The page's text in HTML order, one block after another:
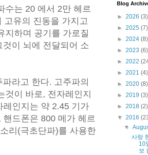
수는 20 에서 2만 헤르
고유의 진동을 가지고
지하며 공기를 가로질
이 뇌에 전달되어 소
라고 한다. 고주파의
이 바로, 전자레인지
인지는 약 2.45 기가
드폰은 800 메가 헤르
리(극초단파)를 사용한
Blog
► 2026 (3)
► 2025 (7)
► 2024 (8)
► 2023 (6)
► 2022
► 2021 (4)
► 2020 (8)
► 2019 (3)
► 2018 (2)
▼ 2016
▼
사랑
10
보